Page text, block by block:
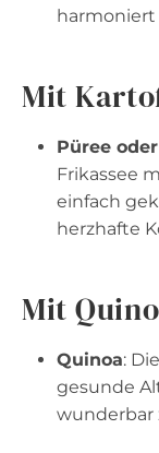
harmoniert
Mit
Püree
Frikassee
einfach
herzhafte
Mit
Quinoa:
gesunde
wunderbar